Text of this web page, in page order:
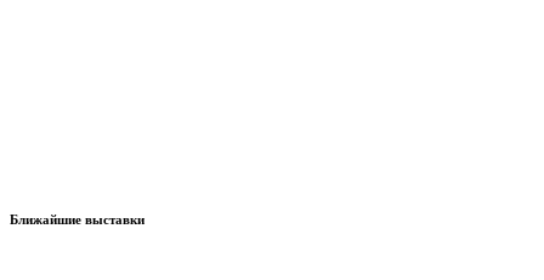
Ближайшие выставки